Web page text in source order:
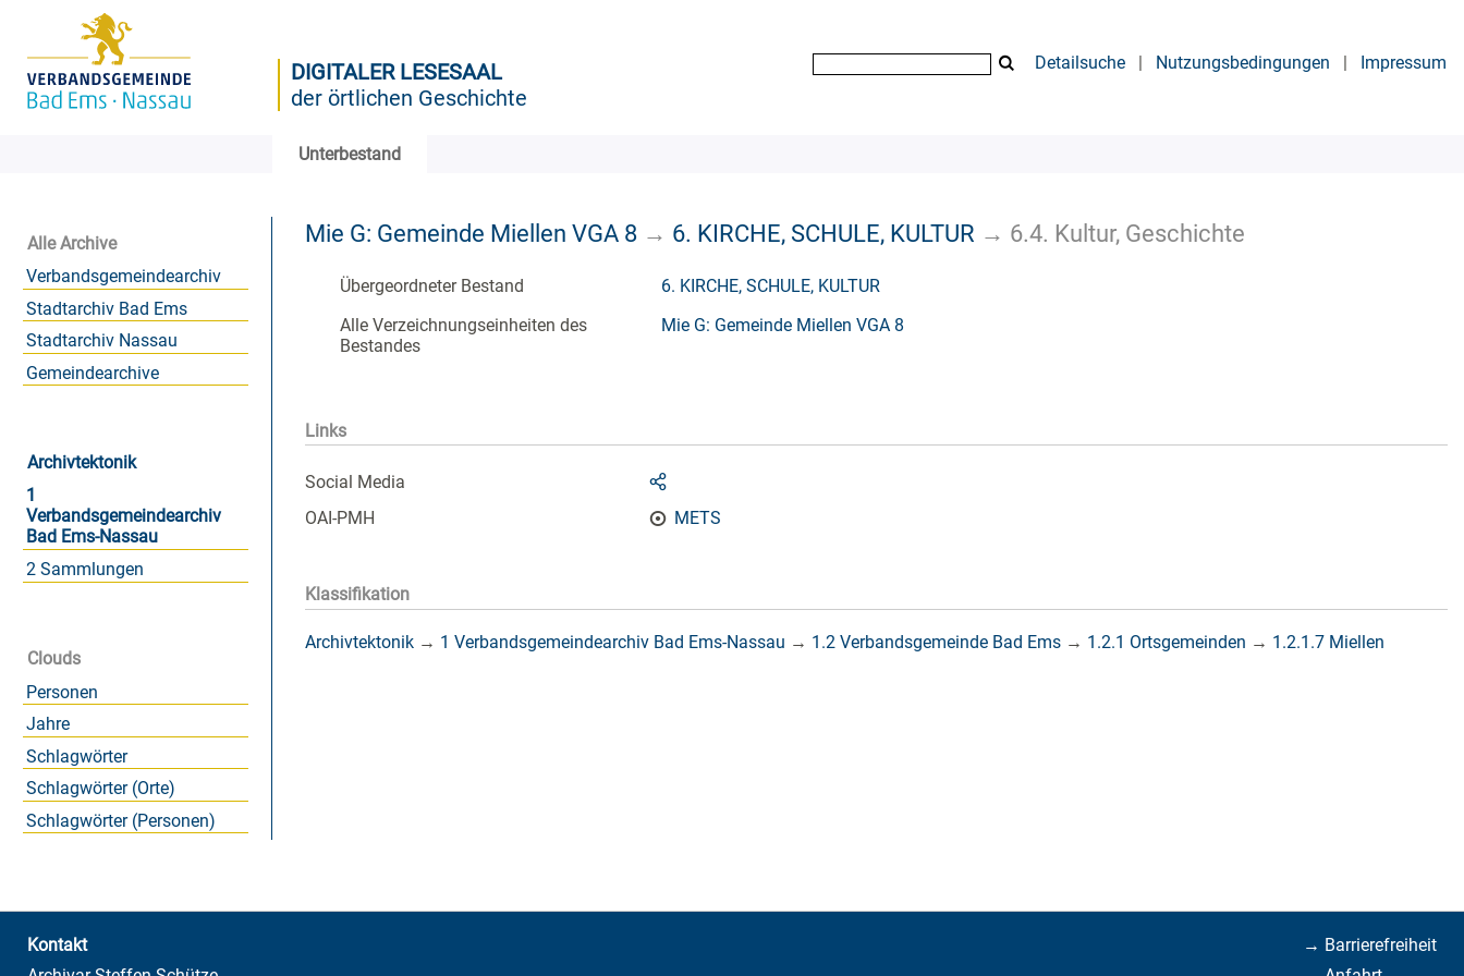
DIGITALER LESESAAL
der örtlichen Geschichte
Detailsuche | Nutzungsbedingungen | Impressum
Unterbestand
Alle Archive
Verbandsgemeindearchiv
Stadtarchiv Bad Ems
Stadtarchiv Nassau
Gemeindearchive
Archivtektonik
1
Verbandsgemeindearchiv
Bad Ems-Nassau
2 Sammlungen
Clouds
Personen
Jahre
Schlagwörter
Schlagwörter (Orte)
Schlagwörter (Personen)
Mie G: Gemeinde Miellen VGA 8 → 6. KIRCHE, SCHULE, KULTUR → 6.4. Kultur, Geschichte
Übergeordneter Bestand
6. KIRCHE, SCHULE, KULTUR
Alle Verzeichnungseinheiten des
Bestandes
Mie G: Gemeinde Miellen VGA 8
Links
Social Media
OAI-PMH
METS
Klassifikation
Archivtektonik → 1 Verbandsgemeindearchiv Bad Ems-Nassau → 1.2 Verbandsgemeinde Bad Ems → 1.2.1 Ortsgemeinden → 1.2.1.7 Miellen
→ Barrierefreiheit
Kontakt